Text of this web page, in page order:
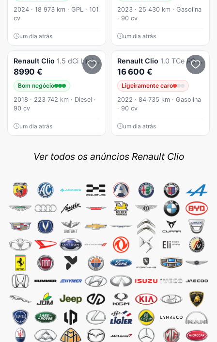
2024 · 18 973 km · GPL · 101
cv
um dia atrás
2023 · 25 430 km · Gasolina
· 90 cv
um dia atrás
Renault Clio 1.5 dCi Limited EDition
8990 €
Bom negócio
2018 · 223 742 km · Diesel ·
90 cv
um dia atrás
Renault Clio 1.0 TCe RS Line
16 600 €
Ligeiramente caro
2022 · 84 735 km · Gasolina
· 90 cv
um dia atrás
Ver todos os anúncios Renault Clio